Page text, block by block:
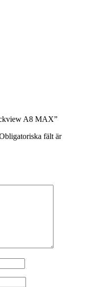
A8 MAX”
fält är